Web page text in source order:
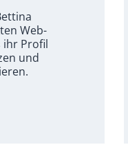
Web-
ihr Profil
und